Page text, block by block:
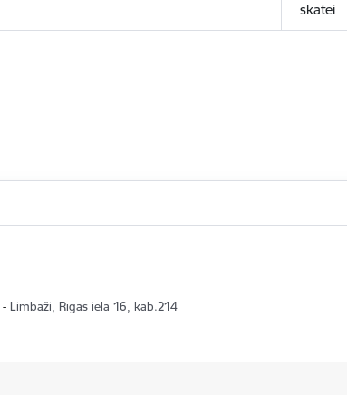
skatei
- Limbaži, Rīgas iela 16, kab.214